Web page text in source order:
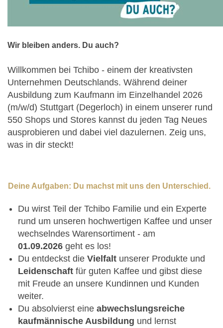
Wir bleiben anders. Du auch?
Willkommen bei Tchibo - einem der kreativsten
Unternehmen Deutschlands. Während deiner
Ausbildung zum Kaufmann im Einzelhandel 2026
(m/w/d) Stuttgart (Degerloch) in einem unserer rund
550 Shops und Stores kannst du jeden Tag Neues
ausprobieren und dabei viel dazulernen. Zeig uns,
was in dir steckt!
Deine Aufgaben: Du machst mit uns den Unterschied.
Du wirst Teil der Tchibo Familie und ein Experte
rund um unseren hochwertigen Kaffee und unser
wechselndes Warensortiment - am
01.09.2026 geht es los!
Du entdeckst die Vielfalt unserer Produkte und
Leidenschaft für guten Kaffee und gibst diese
mit Freude an unsere Kundinnen und Kunden
weiter.
Du absolvierst eine abwechslungsreiche
kaufmännische Ausbildung und lernst